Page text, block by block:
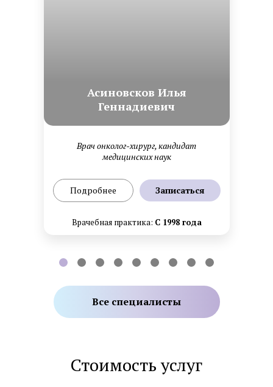
Асиновсков Илья
Геннадиевич
Врач онколог-хирург, кандидат
медицинских наук
Подробнее Записаться
Врачебная практика: С 1998 года
Все специалисты
Стоимость услуг